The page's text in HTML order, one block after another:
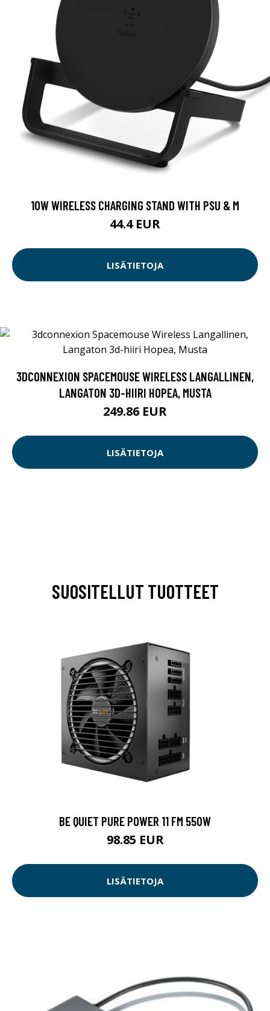
10W WIRELESS CHARGING STAND WITH PSU & M
44.4 EUR
LISÄTIETOJA
3DCONNEXION SPACEMOUSE WIRELESS LANGALLINEN,
LANGATON 3D-HIIRI HOPEA, MUSTA
249.86 EUR
LISÄTIETOJA
SUOSITELLUT TUOTTEET
BE QUIET PURE POWER 11 FM 550W
98.85 EUR
LISÄTIETOJA